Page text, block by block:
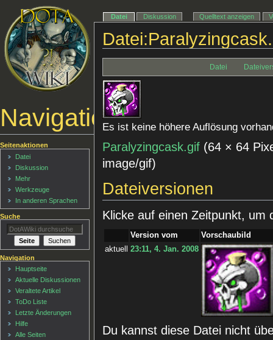
Datei
Es ist keine höhere Auflösung
Paralyzingcask.gif (64 × 64
image/gif)
Dateiversionen
Klicke auf einen Zeitpunkt, um
Version vom
Vorschaubild
aktuell
23:11, 4. Jan. 2008
Du kannst diese Datei nicht
Navigationsmenü
Datei Diskussion Quelltext anzeigen
Seitenaktionen
Datei
Diskussion
Mehr
Werkzeuge
In anderen Sprachen
Suche
Navigation
Hauptseite
Aktuelle Diskussionen
Veraltete Artikel
ToDo Liste
Letzte Änderungen
Hilfe
Alle Seiten